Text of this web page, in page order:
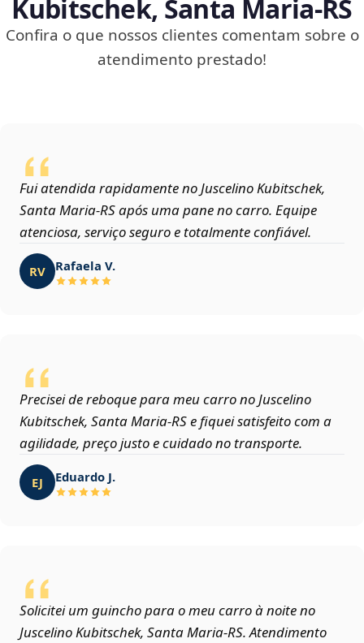
Kubitschek, Santa Maria‑RS
Confira o que nossos clientes comentam sobre o
atendimento prestado!
Fui atendida rapidamente no Juscelino Kubitschek,
Santa Maria‑RS após uma pane no carro. Equipe
atenciosa, serviço seguro e totalmente confiável.
RV Rafaela V.
Precisei de reboque para meu carro no Juscelino
Kubitschek, Santa Maria‑RS e fiquei satisfeito com a
agilidade, preço justo e cuidado no transporte.
EJ Eduardo J.
Solicitei um guincho para o meu carro à noite no
Juscelino Kubitschek, Santa Maria‑RS. Atendimento